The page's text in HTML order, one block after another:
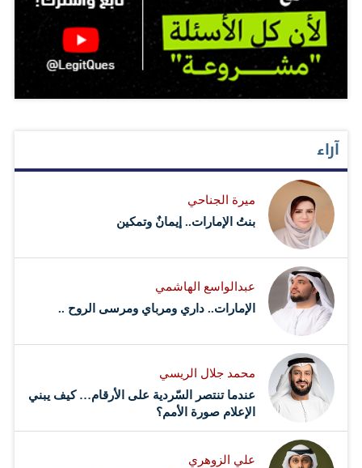
آراء
ميرة الجناحي
بنتُ الإمارات.. إيمانٌ وتمكين
عبدالواسع الهاشمي
الإمارات.. داري ومرباي ومرسى الروح ..
محمد جلال الريسي
عندما تنتصر السّردية على الأرقام… كيف يبني
الإعلام صورة الأمم؟
علي الزوهري